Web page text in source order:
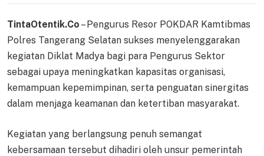
TintaOtentik.Co – Pengurus Resor POKDAR Kamtibmas
Polres Tangerang Selatan sukses menyelenggarakan
kegiatan Diklat Madya bagi para Pengurus Sektor
sebagai upaya meningkatkan kapasitas organisasi,
kemampuan kepemimpinan, serta penguatan sinergitas
dalam menjaga keamanan dan ketertiban masyarakat.
Kegiatan yang berlangsung penuh semangat
kebersamaan tersebut dihadiri oleh unsur pemerintah